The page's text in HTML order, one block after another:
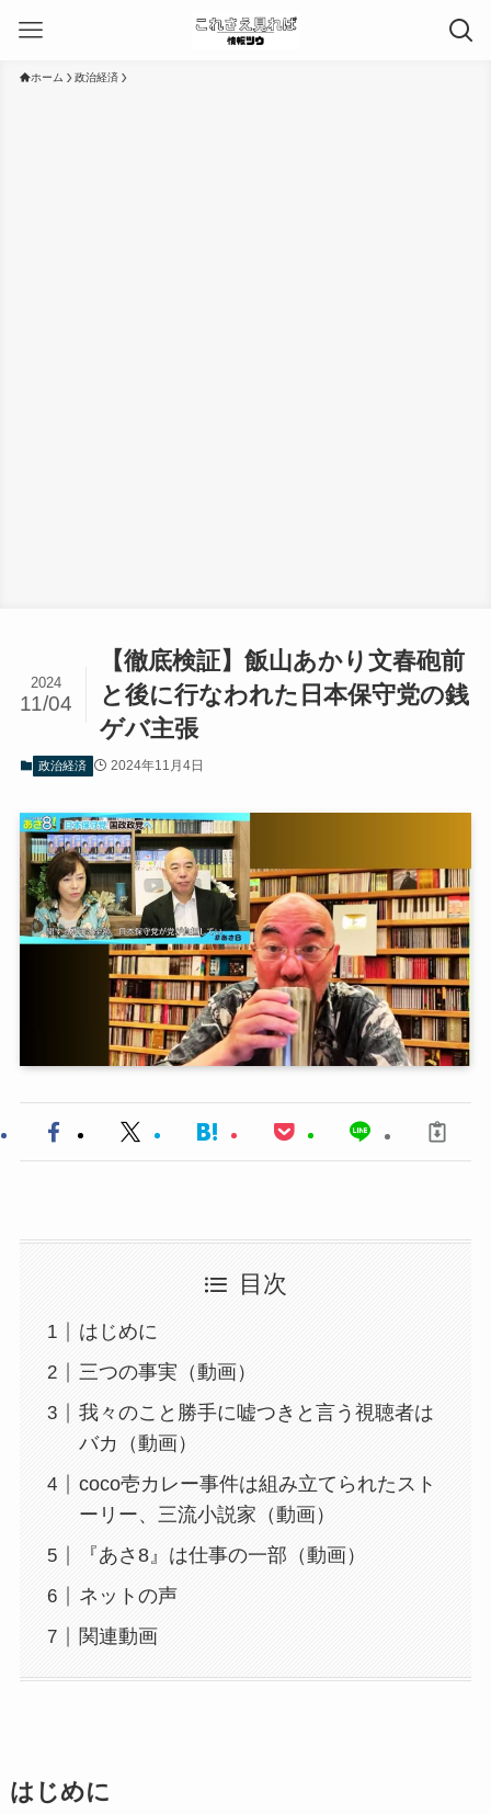
ホーム 政治経済
【徹底検証】飯山あかり文春砲前
と後に行なわれた日本保守党の銭
ゲバ主張
2024
11/04
政治経済 2024年11月4日
目次
はじめに
三つの事実（動画）
我々のこと勝手に嘘つきと言う視聴者は
バカ（動画）
coco壱カレー事件は組み立てられたスト
ーリー、三流小説家（動画）
『あさ8』は仕事の一部（動画）
ネットの声
関連動画
はじめに